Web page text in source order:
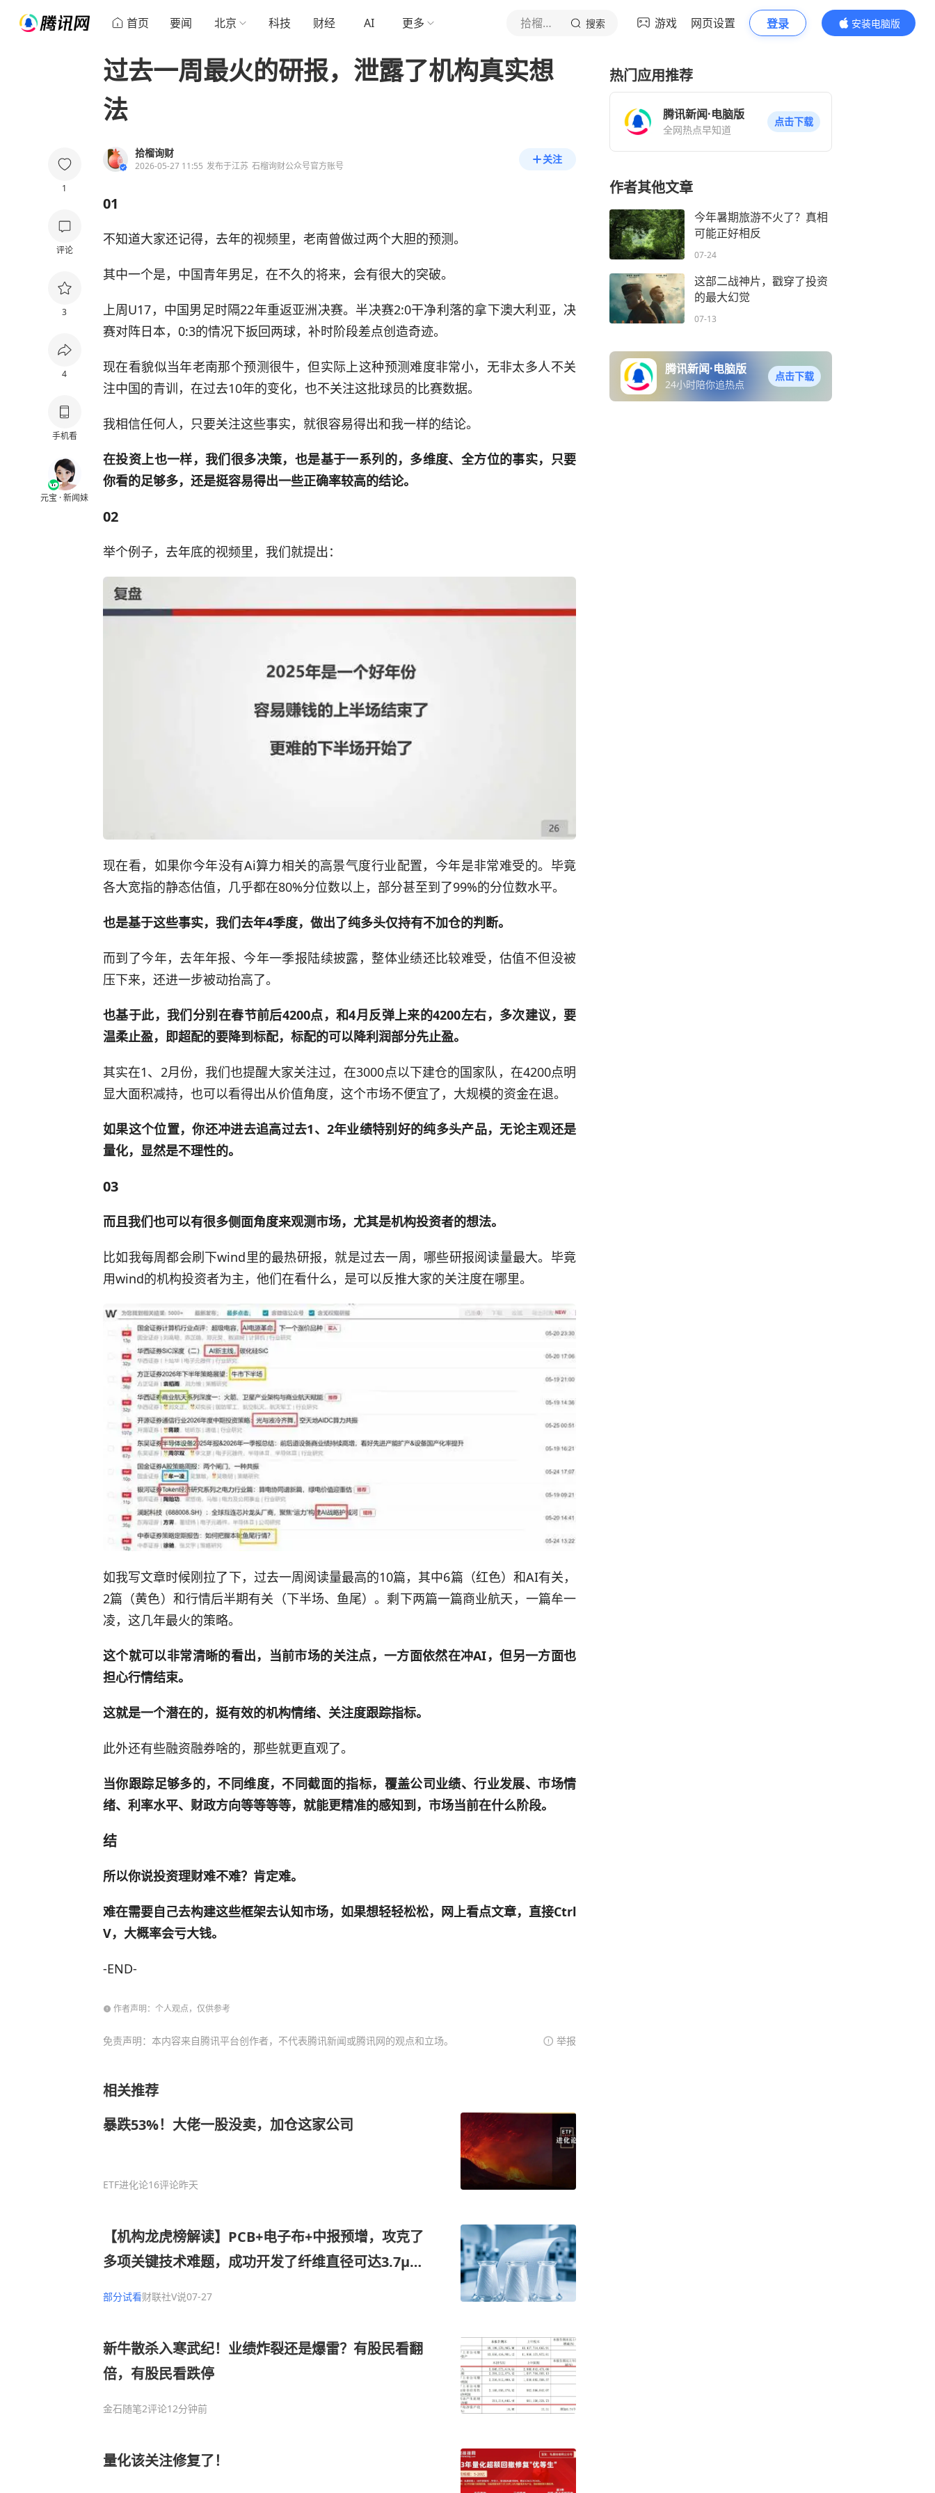
首页 要闻 北京 科技 财经 AI 更多 拾榴询财 搜索 游戏 网页设置 登录
安装电脑版
内容更精彩
1
评论
3
4
手机看
元宝 · 新闻妹
过去一周最火的研报，泄露了机构真实想
法
拾榴询财
2026-05-27 11:55 发布于江苏 石榴询财公众号官方账号
关注
01
不知道大家还记得，去年的视频里，老南曾做过两个大胆的预测。
其中一个是，中国青年男足，在不久的将来，会有很大的突破。
上周U17，中国男足时隔22年重返亚洲决赛。半决赛2:0干净利落的拿下澳大利亚，决
赛对阵日本，0:3的情况下扳回两球，补时阶段差点创造奇迹。
现在看貌似当年老南那个预测很牛，但实际上这种预测难度非常小，无非太多人不关
注中国的青训，在过去10年的变化，也不关注这批球员的比赛数据。
我相信任何人，只要关注这些事实，就很容易得出和我一样的结论。
在投资上也一样，我们很多决策，也是基于一系列的，多维度、全方位的事实，只要
你看的足够多，还是挺容易得出一些正确率较高的结论。
02
举个例子，去年底的视频里，我们就提出：
现在看，如果你今年没有Ai算力相关的高景气度行业配置，今年是非常难受的。毕竟
各大宽指的静态估值，几乎都在80%分位数以上，部分甚至到了99%的分位数水平。
也是基于这些事实，我们去年4季度，做出了纯多头仅持有不加仓的判断。
而到了今年，去年年报、今年一季报陆续披露，整体业绩还比较难受，估值不但没被
压下来，还进一步被动抬高了。
也基于此，我们分别在春节前后4200点，和4月反弹上来的4200左右，多次建议，要
温柔止盈，即超配的要降到标配，标配的可以降利润部分先止盈。
其实在1、2月份，我们也提醒大家关注过，在3000点以下建仓的国家队，在4200点明
显大面积减持，也可以看得出从价值角度，这个市场不便宜了，大规模的资金在退。
如果这个位置，你还冲进去追高过去1、2年业绩特别好的纯多头产品，无论主观还是
量化，显然是不理性的。
03
而且我们也可以有很多侧面角度来观测市场，尤其是机构投资者的想法。
比如我每周都会刷下wind里的最热研报，就是过去一周，哪些研报阅读量最大。毕竟
用wind的机构投资者为主，他们在看什么，是可以反推大家的关注度在哪里。
如我写文章时候刚拉了下，过去一周阅读量最高的10篇，其中6篇（红色）和AI有关，
2篇（黄色）和行情后半期有关（下半场、鱼尾）。剩下两篇一篇商业航天，一篇牟一
凌，这几年最火的策略。
这个就可以非常清晰的看出，当前市场的关注点，一方面依然在冲AI，但另一方面也
担心行情结束。
这就是一个潜在的，挺有效的机构情绪、关注度跟踪指标。
此外还有些融资融券啥的，那些就更直观了。
当你跟踪足够多的，不同维度，不同截面的指标，覆盖公司业绩、行业发展、市场情
绪、利率水平、财政方向等等等等，就能更精准的感知到，市场当前在什么阶段。
结
所以你说投资理财难不难？肯定难。
难在需要自己去构建这些框架去认知市场，如果想轻轻松松，网上看点文章，直接Ctrl
V，大概率会亏大钱。
-END-
作者声明：个人观点，仅供参考
免责声明：本内容来自腾讯平台创作者，不代表腾讯新闻或腾讯网的观点和立场。 举报
相关推荐
暴跌53%！大佬一股没卖，加仓这家公司
ETF进化论16评论昨天
【机构龙虎榜解读】PCB+电子布+中报预增，攻克了
多项关键技术难题，成功开发了纤维直径可达3.7μm
部分试看财联社V说07-27
新牛散杀入寒武纪！业绩炸裂还是爆雷？有股民看翻
倍，有股民看跌停
金石随笔2评论12分钟前
量化该关注修复了！
热门应用推荐
腾讯新闻·电脑版
全网热点早知道
点击下载
作者其他文章
今年暑期旅游不火了？真相
可能正好相反
07-24
这部二战神片，戳穿了投资
的最大幻觉
07-13
腾讯新闻·电脑版
24小时陪你追热点
点击下载